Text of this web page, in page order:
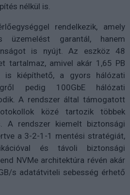
nélkül is.
rendelkezik, amely
üzemelést garantál, hanem
is nyújt. Az eszköz 48
tartalmaz, amivel akár 1,65 PB
is kiépíthető, a gyors hálózati
pedig 100GbE hálózati
A rendszer által támogatott
közé tartozik többek
A rendszer kiemelt biztonsági
a 3-2-1-1 mentési stratégiát,
és távoli biztonsági
NVMe architektúra révén akár
s adatátviteli sebesség érhető